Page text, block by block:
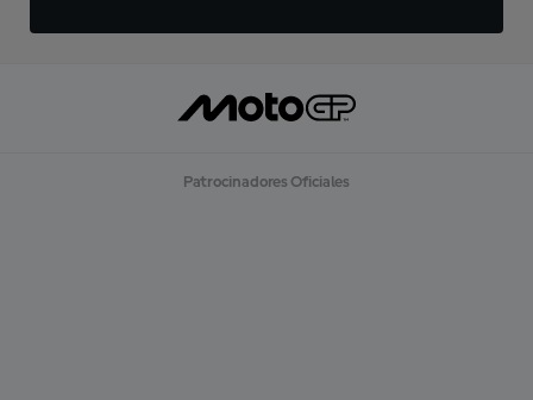
Patrocinadores Oficiales